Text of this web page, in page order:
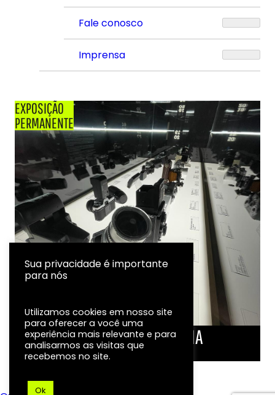
Fale conosco
Imprensa
EXPOSIÇÃO
PERMANENTE
LINHA DO TEMPO DA FOTOGRAFIA
EXPOSIÇÃO
Sua privacidade é importante
para nós
Utilizamos cookies em nosso site
para oferecer a você uma
experiência mais relevante e para
analisarmos as visitas que
recebemos no site.
Ok